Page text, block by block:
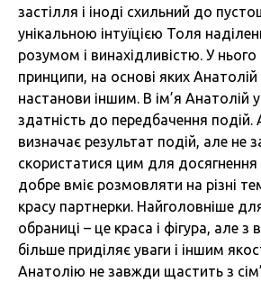
застілля і іноді схильний до
унікальною інтуїцією Толя
розумом і винахідливістю. У нього
принципи, на основі яких
настанови іншим. В ім’я Анатолій
здатність до передбачення подій.
визначає результат подій, але не
скористатися цим для досягнення
добре вміє розмовляти на різні
красу партнерки. Найголовніше
обраниці – це краса і фігура, але з
більше приділяє уваги і іншим
Анатолію не завжди щастить з